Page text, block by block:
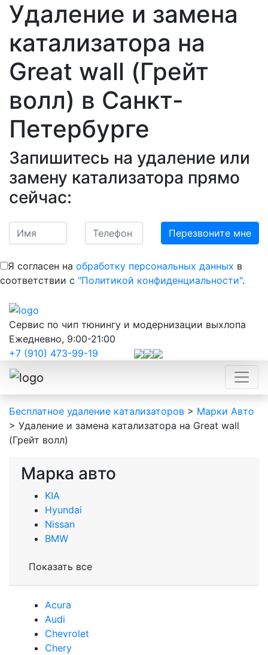
Удаление и замена
катализатора на
Great wall (Грейт
волл) в Санкт-
Петербурге
Запишитесь на удаление или
замену катализатора прямо
сейчас:
Я согласен на обработку персональных данных в
соответствии с "Политикой конфиденциальности".
Сервис по чип тюнингу и модернизации выхлопа
Ежедневно, 9:00-21:00
+7 (910) 473-99-19
Бесплатное удаление катализаторов > Марки Авто
> Удаление и замена катализатора на Great wall
(Грейт волл)
Марка авто
KIA
Hyundai
Nissan
BMW
Показать все
Acura
Audi
Сhevrolet
Chery